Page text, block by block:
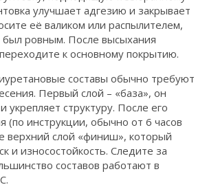
улучшает адгезию и закрывает
её валиком или распылителем,
был ровным. После высыхания
к основному покрытию.
составы обычно требуют
Первый слой – «база», он
укрепляет структуру. После его
(по инструкции, обычно от 6 часов
верхний слой «финиш», который
и износостойкость. Следите за
составов работают в